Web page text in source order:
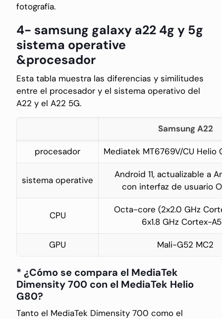
fotografía.
4- samsung galaxy a22 4g y 5g
sistema operative
&procesador
Esta tabla muestra las diferencias y similitudes
entre el procesador y el sistema operativo del
A22 y el A22 5G.
Samsung A22
procesador Mediatek MT6769V/CU Helio
sistema operative
Android 11, actualizable a
con interfaz de usuario
CPU
Octa-core (2x2.0 GHz
6x1.8 GHz Cortex-
GPU Mali-G52 MC2
* ¿Cómo se compara el MediaTek
Dimensity 700 con el MediaTek Helio
G80?
Tanto el MediaTek Dimensity 700 como el